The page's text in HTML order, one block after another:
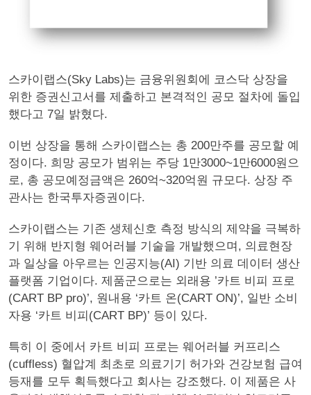
스카이랩스(Sky Labs)는 금융위원회에 코스닥 상장을
위한 증권신고서를 제출하고 본격적인 공모 절차에 돌입
했다고 7일 밝혔다.
이번 상장을 통해 스카이랩스는 총 200만주를 공모할 예
정이다. 희망 공모가 범위는 주당 1만3000~1만6000원으
로, 총 공모예정금액은 260억~320억원 규모다. 상장 주
관사는 한국투자증권이다.
스카이랩스는 기존 생체신호 측정 방식의 제약을 극복하
기 위해 반지형 웨어러블 기술을 개발했으며, 의료현장
과 일상을 아우르는 인공지능(AI) 기반 의료 데이터 생산
플랫폼 기업이다. 제품군으로는 외래용 ’카트 비피 프로
(CART BP pro)’, 원내용 ‘카트 온(CART ON)’, 일반 소비
자용 ‘카트 비피(CART BP)’ 등이 있다.
특히 이 중에서 카트 비피 프로는 웨어러블 커프리스
(cuffless) 혈압계 최초로 의료기기 허가와 건강보험 급여
등재를 모두 획득했다고 회사는 강조했다. 이 제품은 사